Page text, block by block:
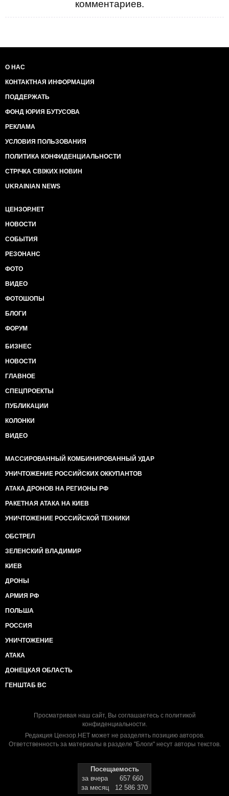
комментариев.
О НАС
КОНТАКТНАЯ ИНФОРМАЦИЯ
ПОДДЕРЖАТЬ
ФОНД ЮРИЯ БУТУСОВА
РЕКЛАМА
УСЛОВИЯ ПОЛЬЗОВАНИЯ
ПОЛИТИКА КОНФИДЕНЦИАЛЬНОСТИ
СТРІЧКА СВІЖИХ НОВИН
UKRAINIAN NEWS
ЦЕНЗОР.НЕТ
НОВОСТИ
СОБЫТИЯ
РЕЗОНАНС
ФОТО
ВИДЕО
ФОТОШОПЫ
БЛОГИ
ФОРУМ
БИЗНЕС
НОВОСТИ
ГЛАВНОЕ
СПЕЦПРОЕКТЫ
ПУБЛИКАЦИИ
КОЛОНКИ
ВИДЕО
МАССИРОВАННЫЙ КОМБИНИРОВАННЫЙ УДАР
УНИЧТОЖЕНИЕ РОССИЙСКИХ ОККУПАНТОВ
АТАКА ДРОНОВ НА РЕГИОНЫ РФ
РАКЕТНАЯ АТАКА НА КИЕВ
УНИЧТОЖЕНИЕ РОССИЙСКОЙ ТЕХНИКИ
ОБСТРЕЛ
ЗЕЛЕНСКИЙ ВЛАДИМИР
КИЕВ
ДРОНЫ
АРМИЯ РФ
ПОЛЬША
РОССИЯ
УНИЧТОЖЕНИЕ
АТАКА
ДОНЕЦКАЯ ОБЛАСТЬ
ГЕНШТАБ ВС
Просматривая наш сайт, Вы соглашаетесь с политикой
конфиденциальности.
Редакция Цензор.НЕТ может не разделять позицию авторов.
Ответственность за материалы в разделе "Блоги" несут авторы текстов.
Посещаемость
за вчера
657 660
за месяц
12 586 370